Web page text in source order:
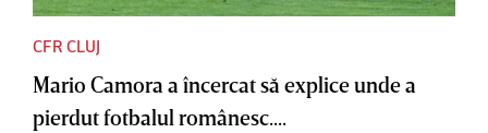
CFR CLUJ
Mario Camora a încercat să explice unde a
pierdut fotbalul românesc....